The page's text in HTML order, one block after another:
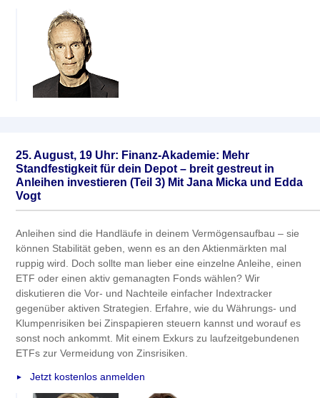
25. August, 19 Uhr: Finanz-Akademie: Mehr
Standfestigkeit für dein Depot – breit gestreut in
Anleihen investieren (Teil 3) Mit Jana Micka und Edda
Vogt
Anleihen sind die Handläufe in deinem Vermögensaufbau – sie
können Stabilität geben, wenn es an den Aktienmärkten mal
ruppig wird. Doch sollte man lieber eine einzelne Anleihe, einen
ETF oder einen aktiv gemanagten Fonds wählen? Wir
diskutieren die Vor- und Nachteile einfacher Indextracker
gegenüber aktiven Strategien. Erfahre, wie du Währungs- und
Klumpenrisiken bei Zinspapieren steuern kannst und worauf es
sonst noch ankommt. Mit einem Exkurs zu laufzeitgebundenen
ETFs zur Vermeidung von Zinsrisiken.
Jetzt kostenlos anmelden